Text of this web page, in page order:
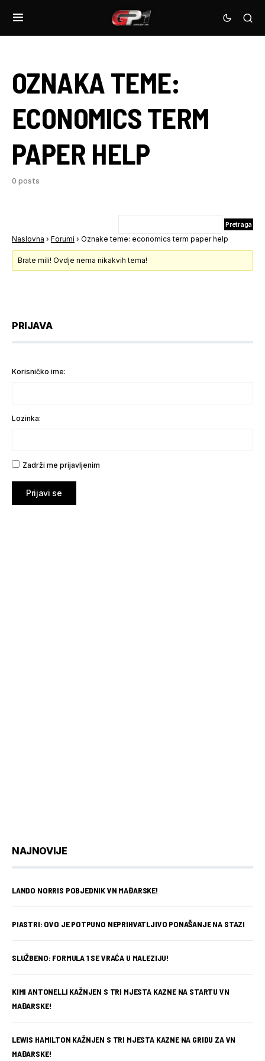
OZNAKA TEME:
ECONOMICS TERM
PAPER HELP
0 posts
Naslovna › Forumi › Oznake teme: economics term paper help
Brate mili! Ovdje nema nikakvih tema!
PRIJAVA
Korisničko ime:
Lozinka:
Zadrži me prijavljenim
Prijavi se
NAJNOVIJE
LANDO NORRIS POBJEDNIK VN MAĐARSKE!
PIASTRI: OVO JE POTPUNO NEPRIHVATLJIVO PONAŠANJE NA STAZI
SLUŽBENO: FORMULA 1 SE VRAĆA U MALEZIJU!
KIMI ANTONELLI KAŽNJEN S TRI MJESTA KAZNE NA STARTU VN
MAĐARSKE!
LEWIS HAMILTON KAŽNJEN S TRI MJESTA KAZNE NA GRIDU ZA VN
MAĐARSKE!